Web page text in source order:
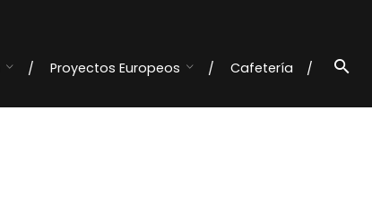
Proyectos Europeos
Cafetería